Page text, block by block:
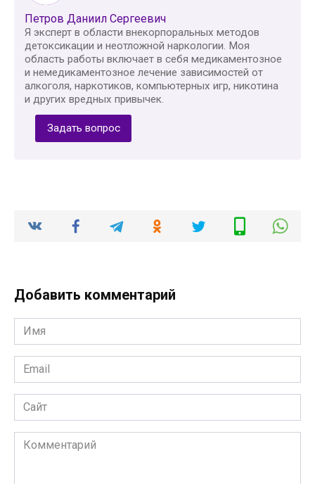
Петров Даниил Сергеевич
Я эксперт в области внекорпоральных методов
детоксикации и неотложной наркологии. Моя
область работы включает в себя медикаментозное
и немедикаментозное лечение зависимостей от
алкоголя, наркотиков, компьютерных игр, никотина
и других вредных привычек.
Задать вопрос
Добавить комментарий
Имя
*
Email
*
Сайт
Комментарий